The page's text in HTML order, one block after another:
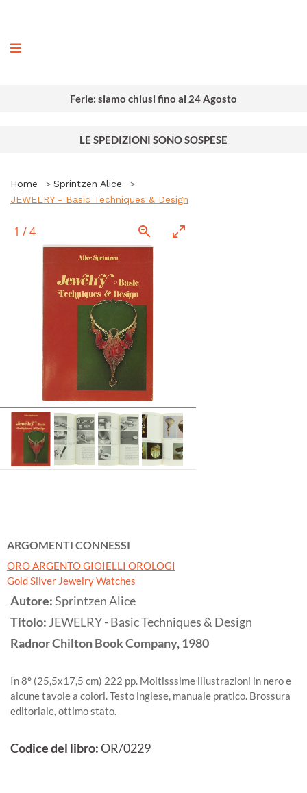
Ferie: siamo chiusi fino al 24 Agosto
LE SPEDIZIONI SONO SOSPESE
Home
Sprintzen Alice
JEWELRY - Basic Techniques & Design
1 /4
ARGOMENTI CONNESSI
ORO ARGENTO GIOIELLI OROLOGI
Gold Silver Jewelry Watches
Autore:Sprintzen Alice
Titolo: JEWELRY - Basic Techniques & Design
RadnorChilton Book Company,1980
In 8° (25,5x17,5 cm) 222 pp. Moltisssime illustrazioni in nero e
alcune tavole a colori. Testo inglese, manuale pratico. Brossura
editoriale, ottimo stato.
Codice del libro:OR/0229